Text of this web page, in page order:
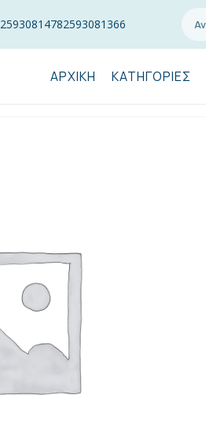
25930814782593081366
ΑΡΧΙΚΉ ΚΑΤΗΓΟΡΊΕΣ